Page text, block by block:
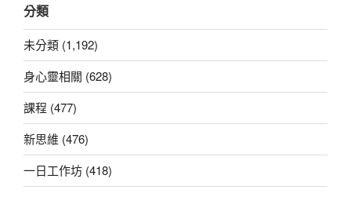
鍵
字:
分類
未分類 (1,192)
身心靈相關 (628)
課程 (477)
新思維 (476)
一日工作坊 (418)